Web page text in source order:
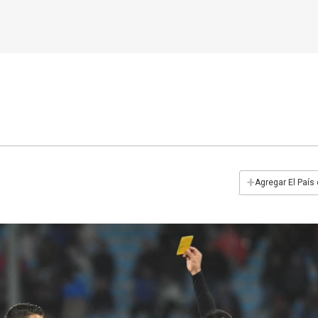
+Agregar El País